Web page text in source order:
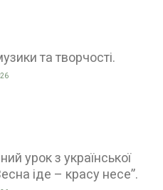
та творчості.
урок з української
іде – красу несе”.